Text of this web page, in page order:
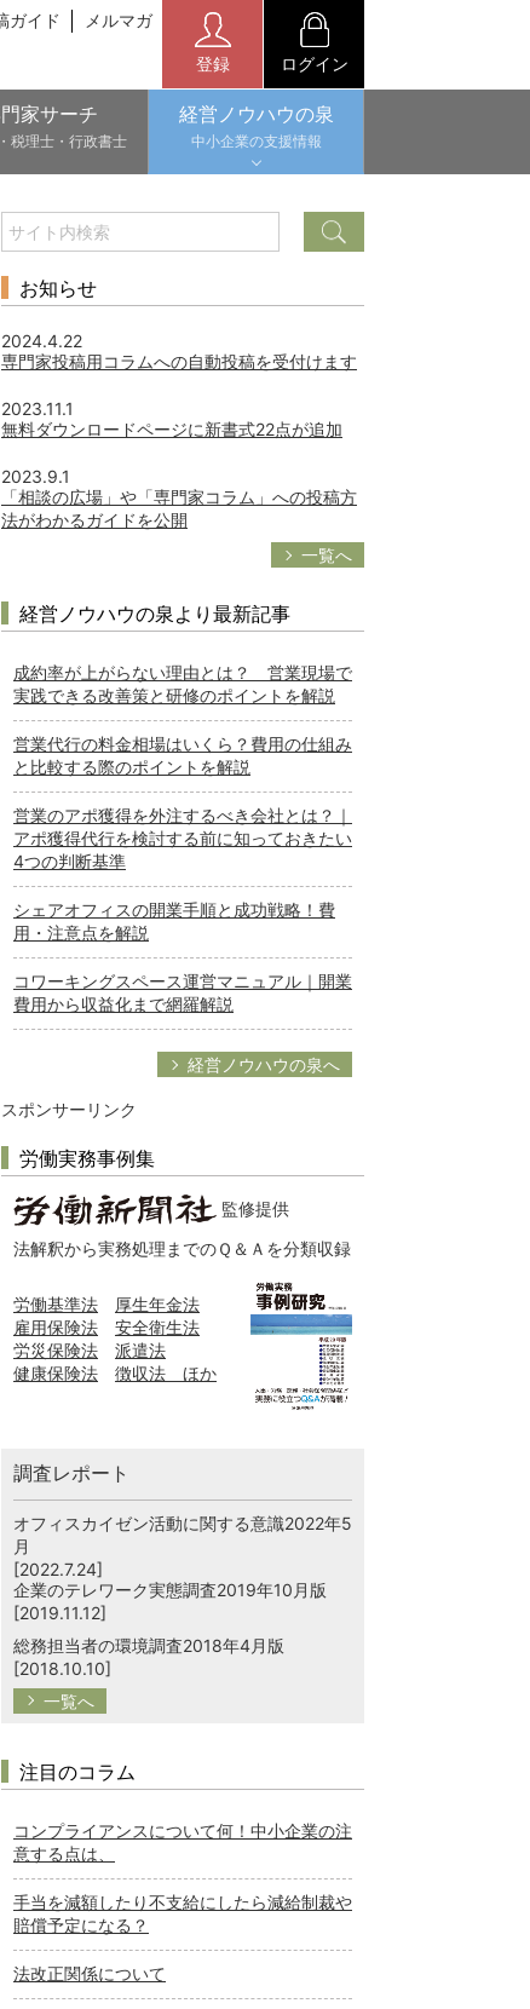
ガイド メルマガ
登録 ログイン
家サーチ
税理士・行政書士
経営ノウハウの泉
中小企業の支援情報
お知らせ
2024.4.22
専門家投稿用コラムへの自動投稿を受付けます
2023.11.1
無料ダウンロードページに新書式22点が追加
2023.9.1
「相談の広場」や「専門家コラム」への投稿方
法がわかるガイドを公開
一覧へ
経営ノウハウの泉より最新記事
成約率が上がらない理由とは？ 営業現場で
実践できる改善策と研修のポイントを解説
営業代行の料金相場はいくら？費用の仕組み
と比較する際のポイントを解説
営業のアポ獲得を外注するべき会社とは？｜
アポ獲得代行を検討する前に知っておきたい
4つの判断基準
シェアオフィスの開業手順と成功戦略！費
用・注意点を解説
コワーキングスペース運営マニュアル｜開業
費用から収益化まで網羅解説
経営ノウハウの泉へ
スポンサーリンク
労働実務事例集
監修提供
法解釈から実務処理までのＱ＆Ａを分類収録
労働基準法
厚生年金法
雇用保険法
安全衛生法
労災保険法
派遣法
健康保険法
徴収法 ほか
調査レポート
オフィスカイゼン活動に関する意識2022年5
月
[2022.7.24]
企業のテレワーク実態調査2019年10月版
[2019.11.12]
総務担当者の環境調査2018年4月版
[2018.10.10]
一覧へ
注目のコラム
コンプライアンスについて何！中小企業の注
意する点は、
手当を減額したり不支給にしたら減給制裁や
賠償予定になる？
法改正関係について